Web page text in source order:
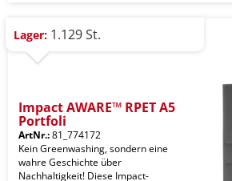
Lager: 1.129 St.
Impact AWARE™ RPET A5
Portfoli
ArtNr.:81_774172
Kein Greenwashing, sondern eine
wahre Geschichte über
Nachhaltigkeit! Diese Impact-